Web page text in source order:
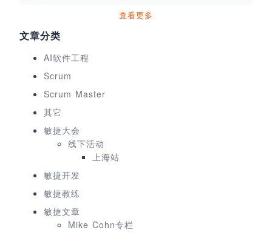
查看更多
文章分类
AI软件工程
Scrum
Scrum Master
其它
敏捷大会
线下活动
上海站
敏捷开发
敏捷教练
敏捷文章
Mike Cohn专栏